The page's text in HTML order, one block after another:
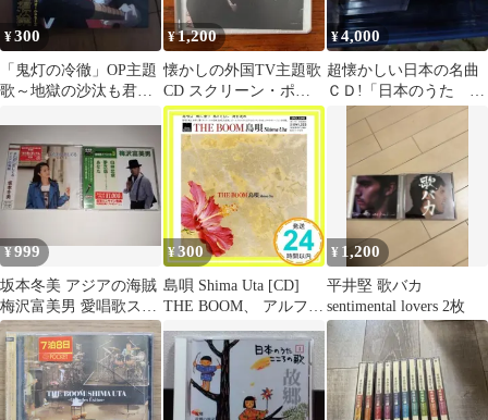
¥300
「鬼灯の冷徹」OP主題
歌～地獄の沙汰も君次
¥1,200
懐かしの外国TV主題歌
CD スクリーン・ポッ
プス・オーケストラ
¥4,000
超懐かしい日本の名曲
ＣＤ!「日本のうた こ
ころの歌」28枚セット
¥999
坂本冬美 アジアの海賊
梅沢富美男 愛唱歌スペ
シャル3 CD2点セット
¥300
島唄 Shima Uta [CD]
THE BOOM、 アルフレ
史; Juan Blas
Caballero_02
¥ 1,200
平井堅 歌バカ
sentimental lovers 2枚